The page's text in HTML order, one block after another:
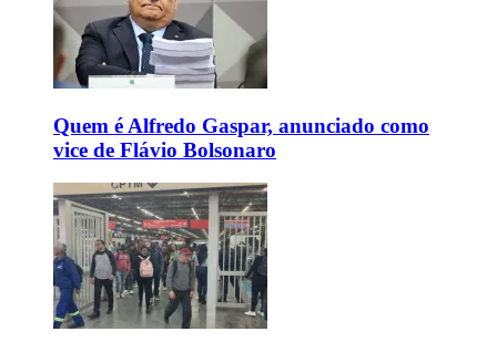
Quem é Alfredo Gaspar, anunciado como
vice de Flávio Bolsonaro